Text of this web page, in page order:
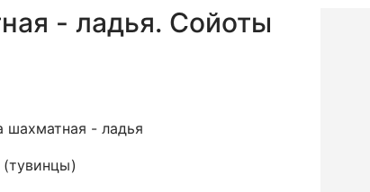
- ладья. Сойоты
шахматная - ладья